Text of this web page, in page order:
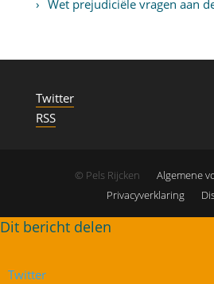
Wet prejudiciële vragen aan
Twitter
RSS
© Pels Rijcken
Algemene
Privacyverklaring
Twitter